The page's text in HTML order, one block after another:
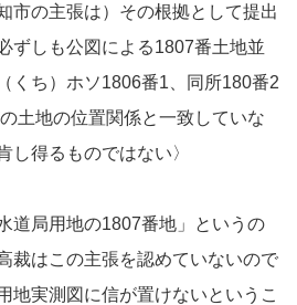
市の主張は）その根拠として提出
ずしも公図による1807番土地並
くち）ホソ1806番1、同所180番2
土地の位置関係と一致していな
し得るものではない〉
道局用地の1807番地」というの
裁はこの主張を認めていないので
地実測図に信が置けないというこ